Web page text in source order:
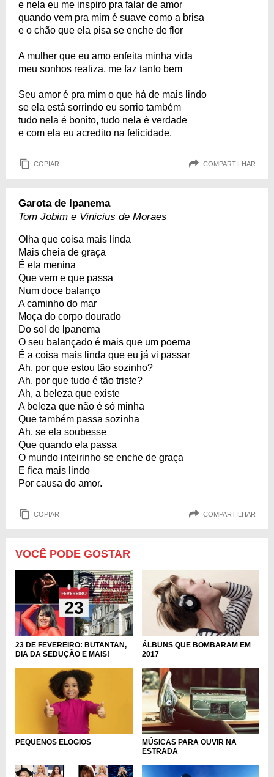
e nela eu me inspiro pra falar de amor
quando vem pra mim é suave como a brisa
e o chão que ela pisa se enche de flor
A mulher que eu amo enfeita minha vida
meu sonhos realiza, me faz tanto bem
Seu amor é pra mim o que há de mais lindo
se ela está sorrindo eu sorrio também
tudo nela é bonito, tudo nela é verdade
e com ela eu acredito na felicidade.
COPIAR COMPARTILHAR
Garota de Ipanema
Tom Jobim e Vinicius de Moraes
Olha que coisa mais linda
Mais cheia de graça
É ela menina
Que vem e que passa
Num doce balanço
A caminho do mar
Moça do corpo dourado
Do sol de lpanema
O seu balançado é mais que um poema
É a coisa mais linda que eu já vi passar
Ah, por que estou tão sozinho?
Ah, por que tudo é tão triste?
Ah, a beleza que existe
A beleza que não é só minha
Que também passa sozinha
Ah, se ela soubesse
Que quando ela passa
O mundo inteirinho se enche de graça
E fica mais lindo
Por causa do amor.
COPIAR COMPARTILHAR
VOCÊ PODE GOSTAR
23 DE FEVEREIRO: BUTANTAN,
DIA DA SEDUÇÃO E MAIS!
ÁLBUNS QUE BOMBARAM EM
2017
PEQUENOS ELOGIOS
MÚSICAS PARA OUVIR NA
ESTRADA